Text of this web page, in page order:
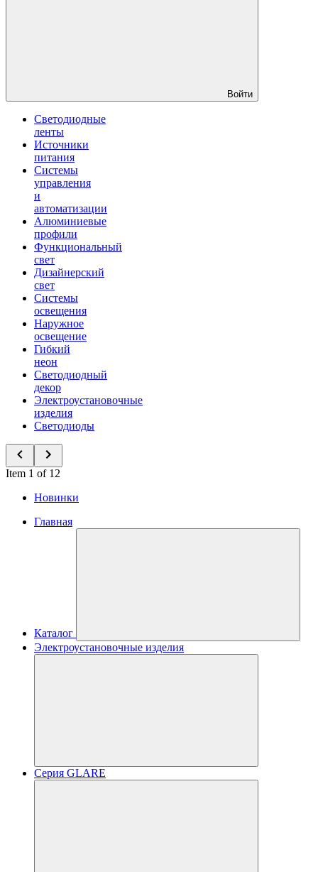
Войти
Светодиодные
ленты
Источники
питания
Системы
управления
и
автоматизации
Алюминиевые
профили
Функциональный
свет
Дизайнерский
свет
Системы
освещения
Наружное
освещение
Гибкий
неон
Светодиодный
декор
Электроустановочные
изделия
Светодиоды
Item 1 of 12
Новинки
Главная
Каталог
Электроустановочные изделия
Серия GLARE